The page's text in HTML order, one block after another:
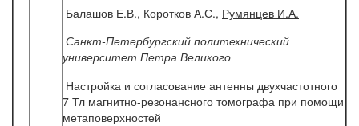
Балашов Е.В., Коротков А.С., Румянцев И.А.
Санкт-Петербургский политехнический
университет Петра Великого
Настройка и согласование антенны двухчастотного
7 Тл магнитно-резонансного томографа при помощи
метаповерхностей